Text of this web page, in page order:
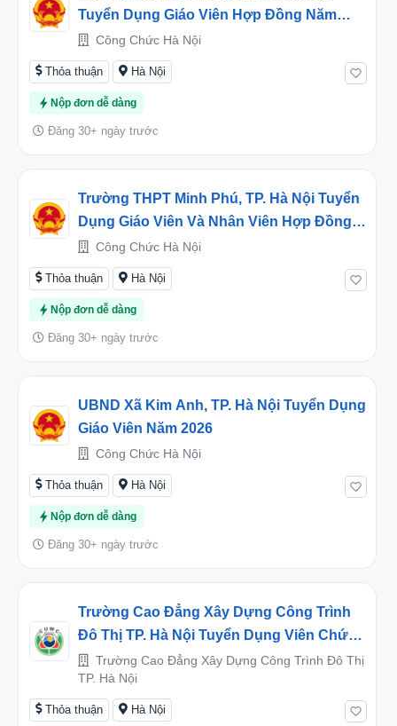
Tuyển Dụng Giáo Viên Hợp Đồng Năm
2026Công Chức Hà Nội
Thỏa thuận Hà Nội
Nộp đơn dễ dàng
Đăng 30+ ngày trước
Trường THPT Minh Phú, TP. Hà Nội Tuyển
Dụng Giáo Viên Và Nhân Viên Hợp Đồng
Năm Học 2026 – 2027
Công Chức Hà Nội
Thỏa thuận Hà Nội
Nộp đơn dễ dàng
Đăng 30+ ngày trước
UBND Xã Kim Anh, TP. Hà Nội Tuyển Dụng
Giáo Viên Năm 2026
Công Chức Hà Nội
Thỏa thuận Hà Nội
Nộp đơn dễ dàng
Đăng 30+ ngày trước
Trường Cao Đẳng Xây Dựng Công Trình
Đô Thị TP. Hà Nội Tuyển Dụng Viên Chức
Năm 2026
Trường Cao Đẳng Xây Dựng Công Trình Đô Thị
TP. Hà Nội
Thỏa thuận Hà Nội